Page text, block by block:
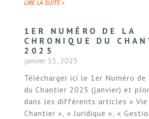
LIRE LA SUITE »
1ER NUMÉRO DE LA
CHRONIQUE DU
2025
janvier 15, 2025
Télécharger ici le 1er Numéro de
du Chantier 2025 (janvier) et
dans les différents articles « Vie
Chantier », « Juridique », «